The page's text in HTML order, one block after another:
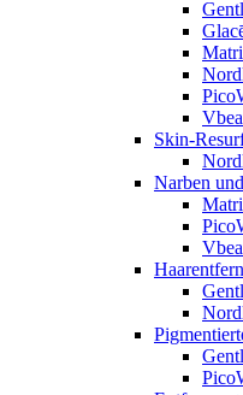
Skin-
Narben